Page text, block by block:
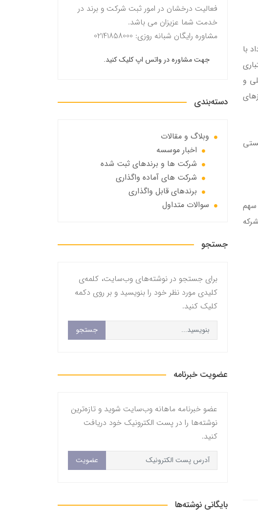
با
و
پ7و 8 برج بيژن طبقه 4 واحد 2 کدپستي
ملي 1728240204 دارنده 196000000 ريال سهم
ريال سهم الشركه
فعالیت درخشان در امور ثبت شرکت و برند در
خدمت شما عزیزان می باشد.
مشاوره رایگان شبانه روزی: 02141858000
جهت مشاوره در واتس اپ کلیک کنید.
دسته‌بندی
وبلاگ و مقالات
اخبار موسسه
شرکت ها و برندهای ثبت شده
شرکت های آماده واگذاری
برندهای قابل واگذاری
سوالات متداول
جستجو
برای جستجو در نوشته‌های وب‌سایت، کلمه‌ی
کلیدی مورد نظر خود را بنویسید و بر روی دکمه
کلیک کنید.
جستجو
عضویت خبرنامه
عضو خبرنامه ماهانه وب‌سایت شوید و تازه‌ترین
نوشته‌ها را در پست الکترونیک خود دریافت
کنید.
عضویت
بایگانی نوشته‌ها